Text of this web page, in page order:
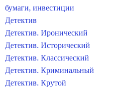
бумаги, инвестиции
Детектив
Детектив. Иронический
Детектив. Исторический
Детектив. Классический
Детектив. Криминальный
Детектив. Крутой